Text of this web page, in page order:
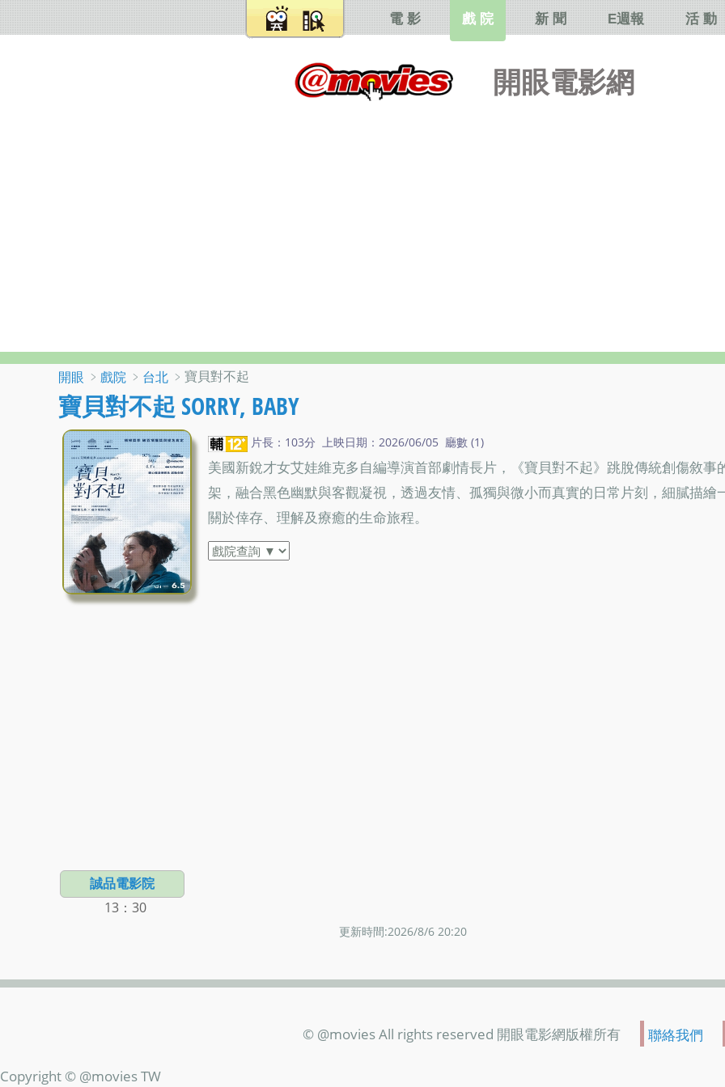
開眼電影網
電 影 戲 院 新 聞 E週報 活 動
開眼 ﹥ 戲院 ﹥ 台北 ﹥寶貝對不起
寶貝對不起 SORRY, BABY
片長：103分 上映日期：2026/06/05 廳數 (1)
美國新銳才女艾娃維克多自編導演首部劇情長片，《寶貝對不起》跳脫傳統創傷敘事
架，融合黑色幽默與客觀凝視，透過友情、孤獨與微小而真實的日常片刻，細膩描繪
關於倖存、理解及療癒的生命旅程。
誠品電影院
13：30
更新時間:2026/8/6 20:20
© @movies All rights reserved 開眼電影網版權所有 聯絡我們
Copyright © @movies TW